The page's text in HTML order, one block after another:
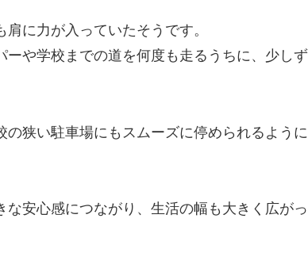
に力が入っていたそうです。
や学校までの道を何度も走るうちに、少しず
の狭い駐車場にもスムーズに停められるように
安心感につながり、生活の幅も大きく広がっ